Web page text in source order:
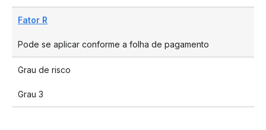
Fator R
Pode se aplicar conforme a folha de pagamento
Grau de risco
Grau 3